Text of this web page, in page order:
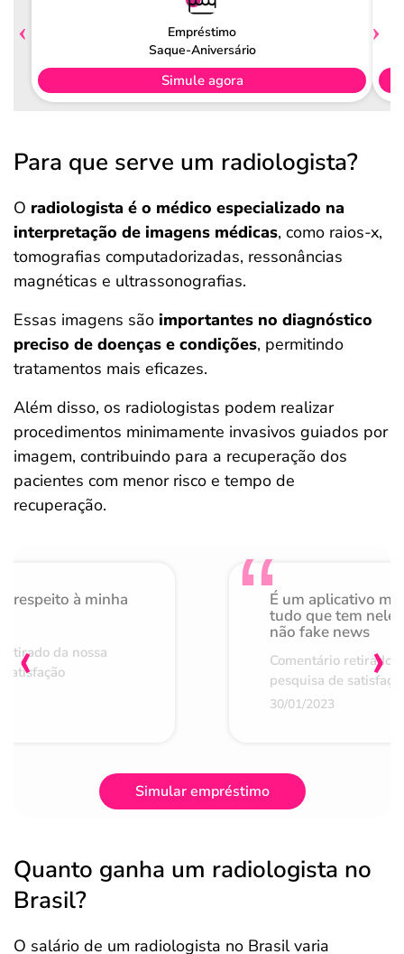
Empréstimo
Saque-Aniversário
Simule agora
Para que serve um radiologista?
O radiologista é o médico especializado na
interpretação de imagens médicas, como raios-x,
tomografias computadorizadas, ressonâncias
magnéticas e ultrassonografias.
Essas imagens são importantes no diagnóstico
preciso de doenças e condições, permitindo
tratamentos mais eficazes.
Além disso, os radiologistas podem realizar
procedimentos minimamente invasivos guiados por
imagem, contribuindo para a recuperação dos
pacientes com menor risco e tempo de
recuperação.​
respeito à minha
da nossa
É um aplicativo
tudo que tem nele
não fake news
Comentário retirado
pesquisa de
30/01/2023
‹ ›
Simular empréstimo
Quanto ganha um radiologista no
Brasil?
O salário de um radiologista no Brasil varia